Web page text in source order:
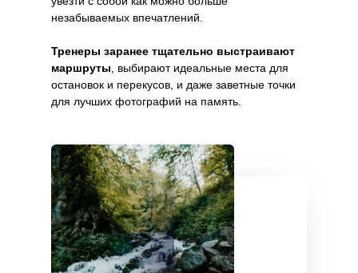
незабываемых впечатлений.
Тренеры заранее тщательно выстраивают
маршруты , выбирают идеальные места для
остановок и перекусов, и даже заветные точки
для лучших фотографий на память.